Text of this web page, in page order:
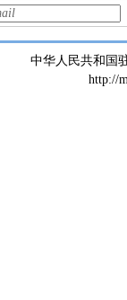
中华人民共和国
http://